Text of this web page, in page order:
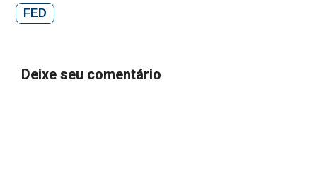
FED
Deixe seu comentário